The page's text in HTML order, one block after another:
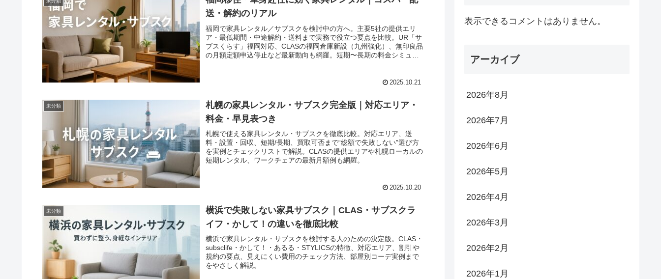
送・解約のリアル
福岡で家具レンタル／サブスクを検討中の方へ。主要5社の提供エリ
ア・最低期間・中途解約・送料まで実務で役立つ要点を比較。UR「サ
ブスくらす」福岡対応、CLASの福岡倉庫新設（九州強化）、無印良品
の月額定額申込停止など最新動向も網羅。短期〜長期の料金シミュレ
2025.10.21
未分類
札幌の家具レンタル・サブスク完全版｜対応エリア・
料金・早見表つき
札幌で使える家具レンタル・サブスクを徹底比較。対応エリア、送
料・設置・回収、短期/長期、買取可否まで“総額で失敗しない”選び方
を実例とチェックリストで解説。CLASの提供エリアや札幌ローカルの
短期レンタル、ワークチェアの最新月額例も網羅。
2025.10.20
未分類
横浜で失敗しない家具サブスク｜CLAS・サブスクラ
イフ・かして！の違いを徹底比較
横浜で家具レンタル・サブスクを検討する人のための決定版。CLAS・
subsclife・かして！・あるる・STYLICSの特徴、対応エリア、割引や
規約の要点、見えにくい費用のチェック方法、部屋別コーデ実例まで
をやさしく解説。
表示できるコメントはありません。
アーカイブ
2026年8月
2026年7月
2026年6月
2026年5月
2026年4月
2026年3月
2026年2月
2026年1月